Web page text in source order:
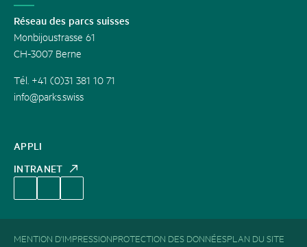
APPLI
INTRANET
Réseau des parcs suisses
Monbijoustrasse 61
CH-3007 Berne
Tél. +41 (0)31 381 10 71
info@parks.swiss
MENTION D'IMPRESSIONPROTECTION DES DONNÉESPLAN DU SITE